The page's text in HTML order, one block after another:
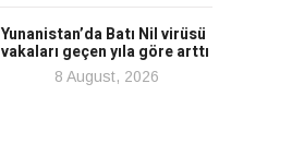
Yunanistan’da Batı Nil virüsü
vakaları geçen yıla göre arttı
8 August, 2026